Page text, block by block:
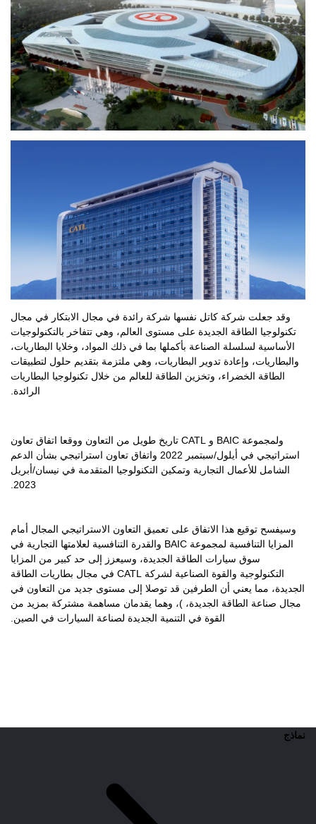
وقد جعلت شركة كاتل نفسها شركة رائدة في مجال الابتكار في مجال
تكنولوجيا الطاقة الجديدة على مستوى العالم، وهي تتفاخر بالتكنولوجيات
الأساسية لسلسلة الصناعة بأكملها بما في ذلك المواد، وخلايا البطاريات،
والبطاريات، وإعادة تدوير البطاريات، وهي ملتزمة بتقديم حلول لتطبيقات
الطاقة الخضراء، وتخزين الطاقة للعالم من خلال تكنولوجيا البطاريات
الرائدة.
ولمجموعة BAIC و CATL تاريخ طويل من التعاون ووقعا اتفاق تعاون
استراتيجي في أيلول/سبتمبر 2022 واتفاق تعاون استراتيجي بشأن الدعم
الشامل للأعمال التجارية وتمكين التكنولوجيا المتقدمة في نيسان/أبريل
2023.
وسيفسح توقيع هذا الاتفاق على تعميق التعاون الاستراتيجي المجال أمام
المزايا التنافسية لمجموعة BAIC والقدرة التنافسية لعلامتها التجارية في
سوق سيارات الطاقة الجديدة، وسيعزز إلى حد كبير من المزايا
التكنولوجية والقوة الصناعية لشركة CATL في مجال بطاريات الطاقة
الجديدة، مما يعني أن الطرفين قد توصلا إلى مستوى جديد من التعاون في
مجال صناعة الطاقة الجديدة، )، وهما يقدمان مساهمة مشتركة بمزيد من
القوة في التنمية الجديدة لصناعة السيارات في الصين.
نماذج